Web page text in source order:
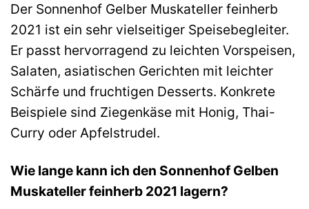
Der Sonnenhof Gelber Muskateller feinherb
2021 ist ein sehr vielseitiger Speisebegleiter.
Er passt hervorragend zu leichten Vorspeisen,
Salaten, asiatischen Gerichten mit leichter
Schärfe und fruchtigen Desserts. Konkrete
Beispiele sind Ziegenkäse mit Honig, Thai-
Curry oder Apfelstrudel.
Wie lange kann ich den Sonnenhof Gelben
Muskateller feinherb 2021 lagern?